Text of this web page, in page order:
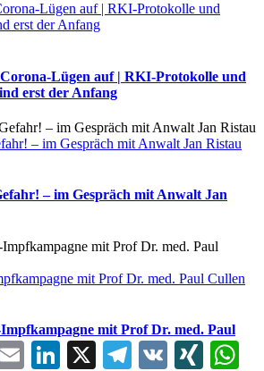
Lügen auf | RKI-Protokolle und
erst der Anfang
Lügen auf | RKI-Protokolle und
erst der Anfang
– im Gespräch mit Anwalt Jan Ristau
– im Gespräch mit Anwalt Jan
mit Prof Dr. med. Paul Cullen
mit Prof Dr. med. Paul
Email LinkedInX Telegram
VK XING